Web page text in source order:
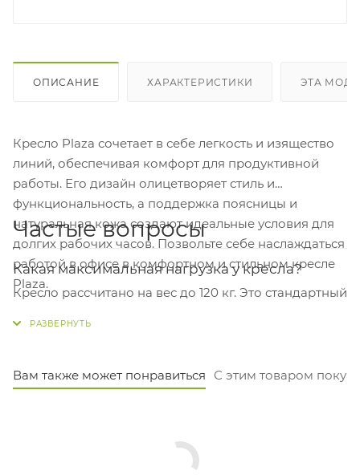
ОПИСАНИЕ ХАРАКТЕРИСТИКИ ЭТА
Кресло Plaza сочетает в себе легкость и изящество
линий, обеспечивая комфорт для продуктивной
работы. Его дизайн олицетворяет стиль и
функциональность, а поддержка поясницы и
натуральная кожа создают идеальные условия для
долгих рабочих часов. Позвольте себе наслаждаться
работой в офисе в комфортном и стильном кресле
Plaza.
Частые вопросы
Какая максимальная нагрузка у кресла?
Кресло рассчитано на вес до 120 кг. Это стандартный
Из чего сделана крестовина и каркас?
из алюминия. Крестовина также алюминиевая, что
обеспечивает креслу лёгкость, устойчивость и
Вам также может понравиться С этим товаром